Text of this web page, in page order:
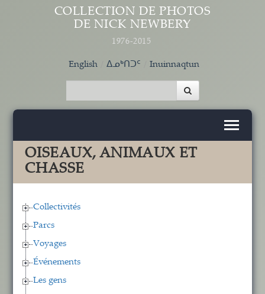
Aller au contenu principal
COLLECTION DE PHOTOS
DE NICK NEWBERY
1976-2015
English ᐃᓄᒃᑎᑐᑦ Inuinnaqtun
OISEAUX, ANIMAUX ET
CHASSE
Collectivités
Parcs
Voyages
Événements
Les gens